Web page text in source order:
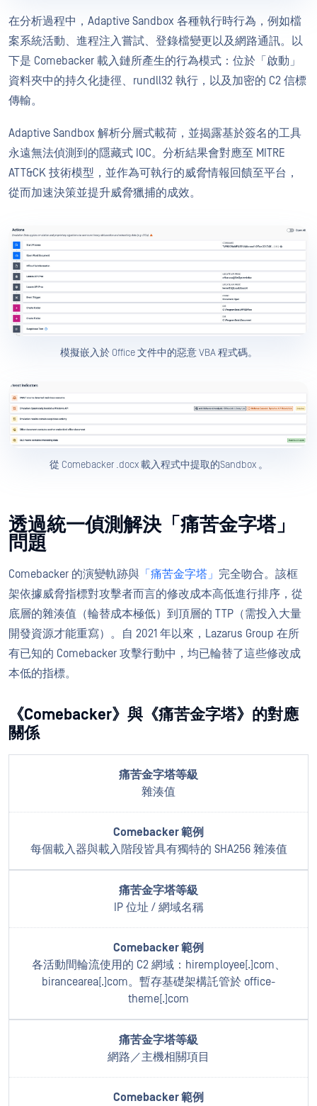
在分析過程中，Adaptive Sandbox 各種執行時行為，例如檔
案系統活動、進程注入嘗試、登錄檔變更以及網路通訊。以
下是 Comebacker 載入鏈所產生的行為模式：位於「啟動」
資料夾中的持久化捷徑、rundll32 執行，以及加密的 C2 信標
傳輸。
Adaptive Sandbox 解析分層式載荷，並揭露基於簽名的工具
永遠無法偵測到的隱藏式 IOC。分析結果會對應至 MITRE
ATT&CK 技術模型，並作為可執行的威脅情報回饋至平台，
從而加速決策並提升威脅獵捕的成效。
模擬嵌入於 Office 文件中的惡意 VBA 程式碼。
從 Comebacker .docx 載入程式中提取的Sandbox 。
透過統一偵測解決「痛苦金字塔」
問題
Comebacker 的演變軌跡與 「痛苦金字塔」 完全吻合。該框
架依據威脅指標對攻擊者而言的修改成本高低進行排序，從
底層的雜湊值（輪替成本極低）到頂層的 TTP（需投入大量
開發資源才能重寫）。自 2021 年以來，Lazarus Group 在所
有已知的 Comebacker 攻擊行動中，均已輪替了這些修改成
本低的指標。
《Comebacker》與《痛苦金字塔》的對應
關係
雜湊值
每個載入器與載入階段皆具有獨特的 SHA256 雜湊值
IP 位址 / 網域名稱
各活動間輪流使用的 C2 網域：hiremployee[.]com、
birancearea[.]com。暫存基礎架構託管於 office-
theme[.]com
網路／主機相關項目